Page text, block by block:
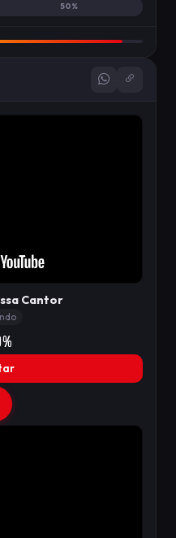
50%
Cantor